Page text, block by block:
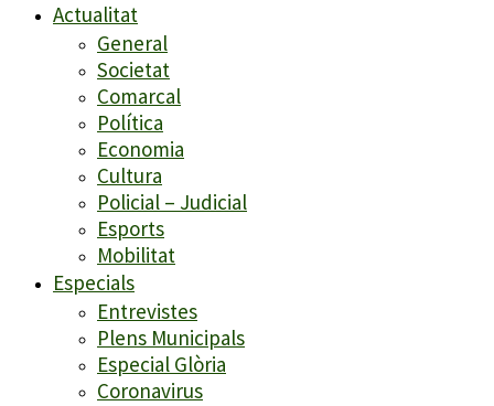
Actualitat
General
Societat
Comarcal
Política
Economia
Cultura
Policial – Judicial
Esports
Mobilitat
Especials
Entrevistes
Plens Municipals
Especial Glòria
Coronavirus